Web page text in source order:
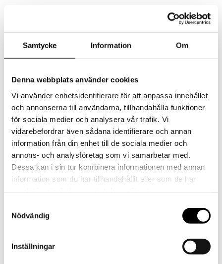
Samtycke Information Om
Denna webbplats använder cookies
Vi använder enhetsidentifierare för att anpassa innehållet
och annonserna till användarna, tillhandahålla funktioner
för sociala medier och analysera vår trafik. Vi
vidarebefordrar även sådana identifierare och annan
information från din enhet till de sociala medier och
annons- och analysföretag som vi samarbetar med.
Dessa kan i sin tur kombinera informationen med annan
information som du har tillhandahållit eller som de har
Nödvändig
Inställningar
traditionell mening – här finns varken romantik
Den måleriska ytan framstår som ett fält där
perceptuella intryck möts och upplöses, där färg,
successivt träda fram. Det är i detta mellanrum
Hult verkar – där det inte är motivet utan måleriet
självt som utgör berättelsen.
Hans verk har visats på bland annat Tsukuba Art
Museum i Japan, Moderna Museet i Stockholm och
Malmö, Färgfabriken, Anna Bohman Gallery och
Galleri Thomassen, och finns representerad i flera
offentliga samlingar. År 2024 blev Oskar Hult den
första mottagaren av Linköpings konstmuseums